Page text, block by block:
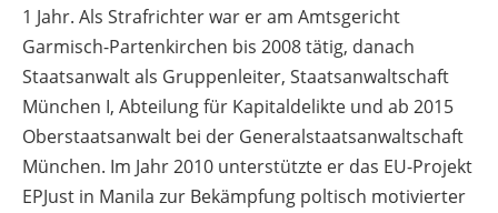
1 Jahr. Als Strafrichter war er am Amtsgericht
Garmisch-Partenkirchen bis 2008 tätig, danach
Staatsanwalt als Gruppenleiter, Staatsanwaltschaft
München I, Abteilung für Kapitaldelikte und ab 2015
Oberstaatsanwalt bei der Generalstaatsanwaltschaft
München. Im Jahr 2010 unterstützte er das EU-Projekt
EPJust in Manila zur Bekämpfung poltisch motivierter